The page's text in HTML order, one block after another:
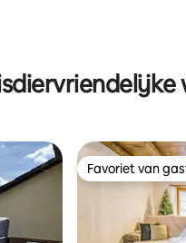
Favoriet van
Favoriet van